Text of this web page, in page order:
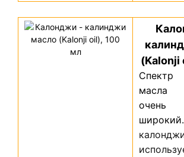
(Kalonji
Cпектр
масла
очень